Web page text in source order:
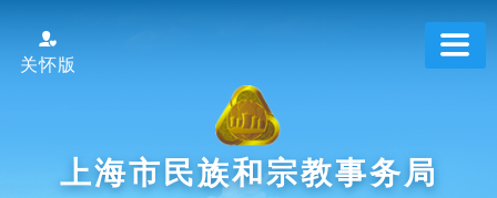
关怀版
上海市民族和宗教事务局